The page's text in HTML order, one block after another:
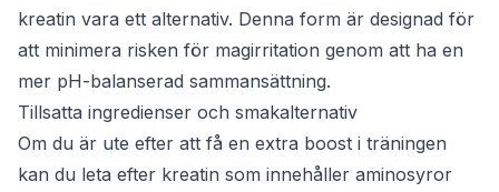
kreatin vara ett alternativ. Denna form är designad för
att minimera risken för magirritation genom att ha en
mer pH-balanserad sammansättning.
Tillsatta ingredienser och smakalternativ
Om du är ute efter att få en extra boost i träningen
kan du leta efter kreatin som innehåller aminosyror